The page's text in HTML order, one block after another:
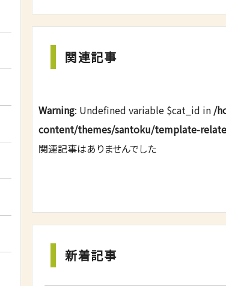
関連記事
Warning: Undefined variable $cat_id in /
content/themes/santoku/template-
関連記事はありませんでした
新着記事